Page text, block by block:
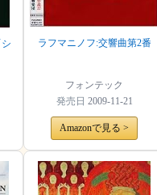
ラフマニノフ:交響曲第2番
フォンテック
発売日 2009-11-21
Amazonで見る >